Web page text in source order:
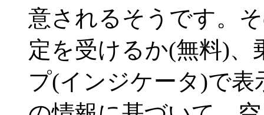
意されるそうです。
定を受けるか(無料)、
プ(インジケータ)で